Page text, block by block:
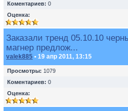
Коментариев: 0
Оценка:
Заказали тренд 05.10.10
магнер предлож...
valek885 • 19 апр 2011, 13:15
Просмотры: 1079
Коментариев: 0
Оценка: